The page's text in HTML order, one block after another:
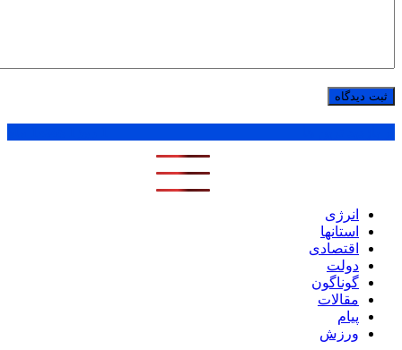
انرژی
استانها
اقتصادی
دولت
گوناگون
مقالات
پیام
ورزش